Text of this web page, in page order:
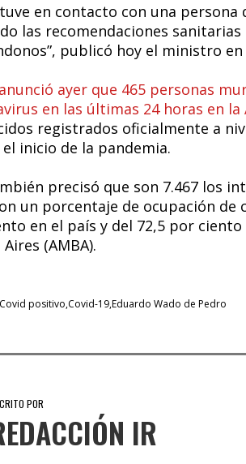
en contacto con una
las recomendaciones
publicó hoy el ministro en
ayer que 465 personas
en las últimas 24 horas en la
registrados oficialmente a
inicio de la pandemia.
precisó que son 7.467 los
un porcentaje de ocupación de
en el país y del 72,5 por ciento
(AMBA).
positivo Covid-19Eduardo Wado de Pedro
POR
IR